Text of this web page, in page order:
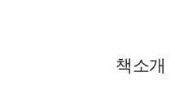
책소개